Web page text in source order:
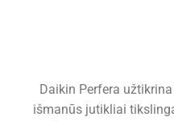
Daikin Perfera
išmanūs jutikliai